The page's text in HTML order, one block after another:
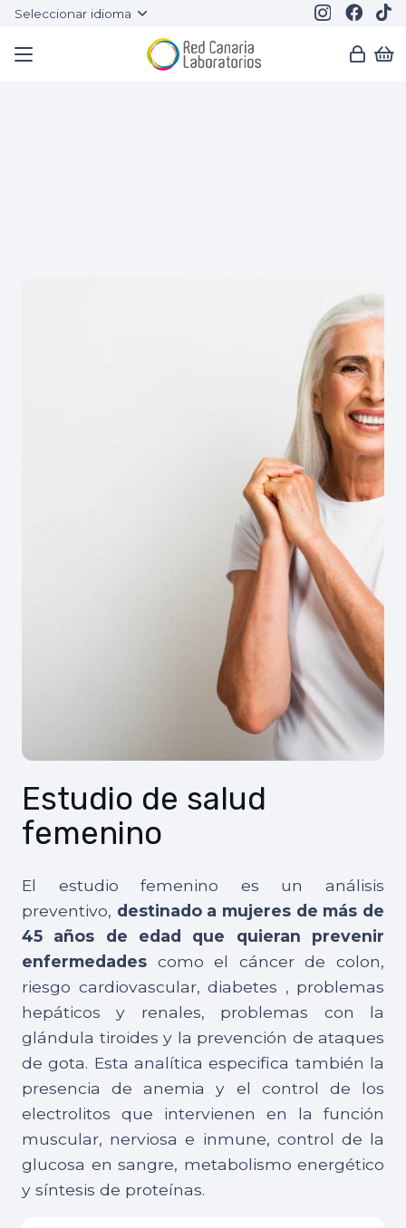
Seleccionar idioma
Estudio de salud
femenino
El estudio femenino es un análisis
preventivo, destinado a mujeres de más de
45 años de edad que quieran prevenir
enfermedades como el cáncer de colon,
riesgo cardiovascular, diabetes , problemas
hepáticos y renales, problemas con la
glándula tiroides y la prevención de ataques
de gota. Esta analítica especifica también la
presencia de anemia y el control de los
electrolitos que intervienen en la función
muscular, nerviosa e inmune, control de la
glucosa en sangre, metabolismo energético
y síntesis de proteínas.